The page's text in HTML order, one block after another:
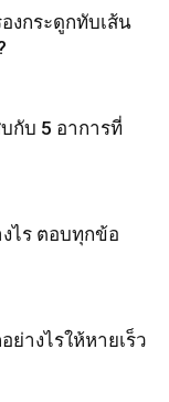
งกระดูกทับเส้น
กับ 5 อาการที่
ไร ตอบทุกข้อ
างไรให้หายเร็ว